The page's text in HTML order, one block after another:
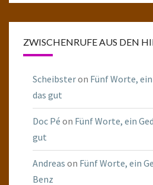
ZWISCHENRUFE AUS DEN
Scheibsteron Fünf Worte,
das gut
Doc Pé on Fünf Worte, ein
gut
Andreas on Fünf Worte, ein
Benz